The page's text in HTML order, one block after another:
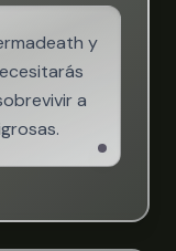
y
a